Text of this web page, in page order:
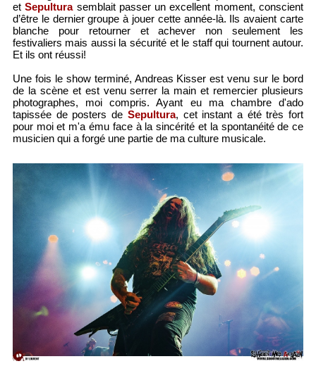
etSepulturasemblait passer un excellent moment, conscient
d’être le dernier groupe à jouer cette année-là. Ils avaient carte
blanche pour retourner et achever non seulement les
festivaliers mais aussi la sécurité et le staff qui tournent autour.
Et ils ont réussi!
Une fois le show terminé, Andreas Kisser est venu sur le bord
de la scène et est venu serrer la main et remercier plusieurs
photographes, moi compris. Ayant eu ma chambre d'ado
tapissée de posters de Sepultura, cet instant a été très fort
pour moi et m'a ému face à la sincérité et la spontanéité de ce
musicien qui a forgé une partie de ma culture musicale.